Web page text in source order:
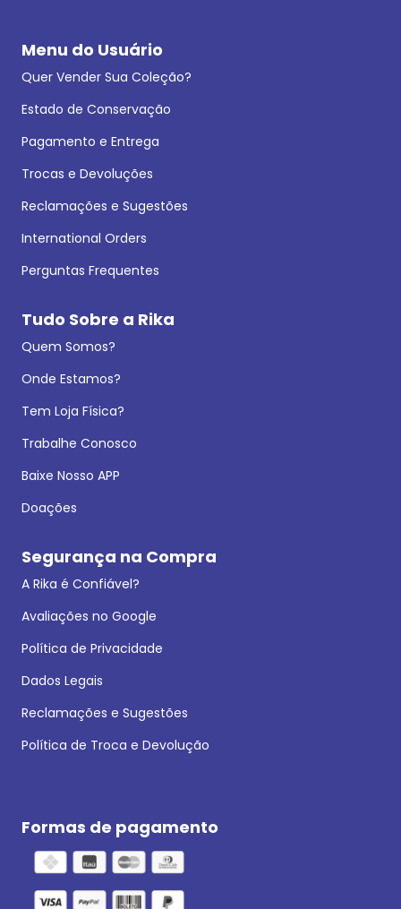
Menu do Usuário
Quer Vender Sua Coleção?
Estado de Conservação
Pagamento e Entrega
Trocas e Devoluções
Reclamações e Sugestões
International Orders
Perguntas Frequentes
Tudo Sobre a Rika
Quem Somos?
Onde Estamos?
Tem Loja Física?
Trabalhe Conosco
Baixe Nosso APP
Doações
Segurança na Compra
A Rika é Confiável?
Avaliações no Google
Política de Privacidade
Dados Legais
Reclamações e Sugestões
Política de Troca e Devolução
Formas de pagamento